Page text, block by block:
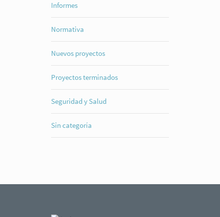
Informes
Normativa
Nuevos proyectos
Proyectos terminados
Seguridad y Salud
Sin categoría